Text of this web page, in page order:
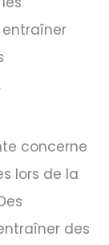
concerne
lors de la
des